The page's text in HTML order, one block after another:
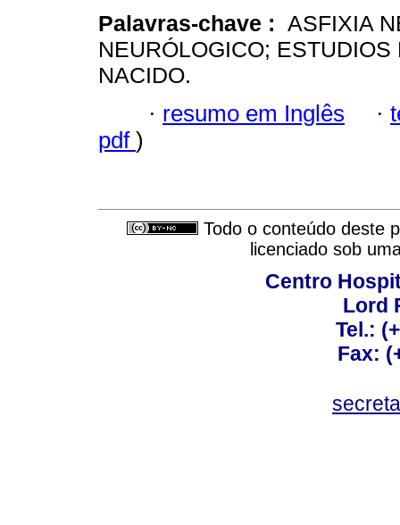
Palavras-chave : ASFIXIA
NEURÓLOGICO;
NACIDO.
· resumo em Inglês ·
pdf )
Todo o conteúdo deste
licenciado sob
Centro
Lord
Tel.:
Fax: